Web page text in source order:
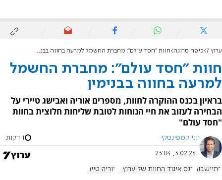
ערוץ 7 כיפה סרוגה חוות "חסד עולם": מחברת החשמל למרעה בחווה בבנימין
חוות "חסד עולם": מחברת החשמל
למרעה בחווה בבנימין
בראיון בכנס ההוקרה לחוות, מספרים אוריה ואבישג טיירי על
הבחירה לעזוב את חיי הנוחות לטובת שליחות חלוצית בחוות
"חסד עולם"
יוני קמפינסקי 1 דקות
3.02.26, 23:04
התיישבות כנס איגוד החוות של ערוץ 7 אוריה טיירי